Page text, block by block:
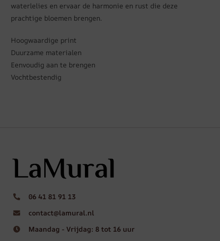
waterlelies en ervaar de harmonie en rust die deze
prachtige bloemen brengen.
Hoogwaardige print
Duurzame materialen
Eenvoudig aan te brengen
Vochtbestendig
06 41 81 91 13
contact@lamural.nl
Maandag - Vrijdag: 8 tot 16 uur